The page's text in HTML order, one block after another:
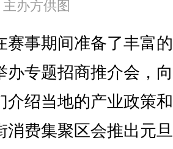
办方供图
事期间准备了丰富
办专题招商推介会，
介绍当地的产业政策
消费集聚区会推出元